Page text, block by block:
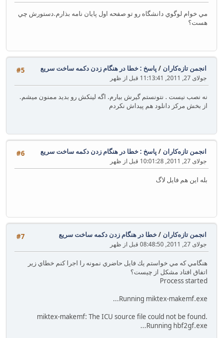
مي خوام لوگوي دانشگاه رو تو صفحه اول پايان نامه بذارم.دستورش چي
هست؟
#5 انجمن تازه‌کاران / پاسخ : خطا در هنگام زدن دكمه ساخت سريع
جولای 27, 2011, 11:13:41 قبل از ظهر
نه نصب نيست . نتونستم گيرش بيارم. اگه لينكش رو بديد ممنون ميشم.
از بخش مركز دانلود هم پيداش نكردم
#6 انجمن تازه‌کاران / پاسخ : خطا در هنگام زدن دكمه ساخت سريع
جولای 27, 2011, 10:01:28 قبل از ظهر
بله اين هم فايل لاگ
#7 انجمن تازه‌کاران /خطا در هنگام زدن دكمه ساخت سريع
جولای 27, 2011, 08:48:50 قبل از ظهر
هنگامي كه مي خواستم يك فايل حاضري نمونه را اجرا كنم خطاي زير
اتفاق افتاد مشكل از چيست؟
Process started
Running miktex-makemf.exe...
miktex-makemf: The ICU source file could not be found.
Running hbf2gf.exe...